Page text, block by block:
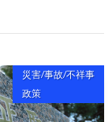
災害/事故/不祥事
政策